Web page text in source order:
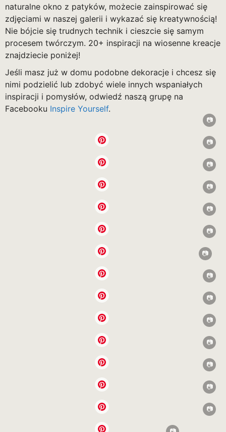
naturalne okno z patyków, możecie zainspirować się
zdjęciami w naszej galerii i wykazać się kreatywnością!
Nie bójcie się trudnych technik i cieszcie się samym
procesem twórczym. 20+ inspiracji na wiosenne kreacje
znajdziecie poniżej!
Jeśli masz już w domu podobne dekoracje i chcesz się
nimi podzielić lub zdobyć wiele innych wspaniałych
inspiracji i pomysłów, odwiedź naszą grupę na
Facebooku Inspire Yourself.